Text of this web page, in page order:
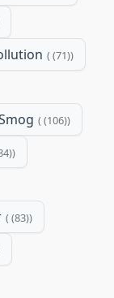
(71)
(106)
(83)